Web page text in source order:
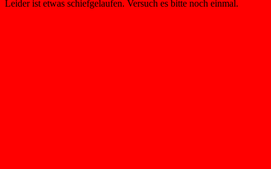
Leider ist etwas schiefgelaufen. Versuch es bitte noch einmal.